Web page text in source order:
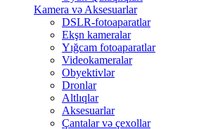
Kamera və Aksesuarlar
DSLR-fotoaparatlar
Ekşn kameralar
Yığcam fotoaparatlar
Videokameralar
Obyektivlər
Dronlar
Altlıqlar
Aksesuarlar
Çantalar və çexollar